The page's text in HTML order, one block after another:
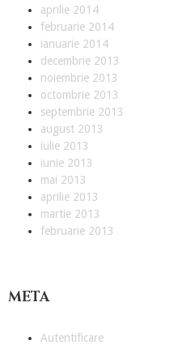
C
o
n
c
aprilie 2014
februarie 2014
ianuarie 2014
decembrie 2013
noiembrie 2013
octombrie 2013
septembrie 2013
august 2013
iulie 2013
iunie 2013
mai 2013
aprilie 2013
martie 2013
februarie 2013
META
Autentificare